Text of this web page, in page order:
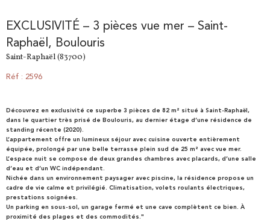
EXCLUSIVITÉ – 3 pièces vue mer – Saint-
Raphaël, Boulouris
Saint-Raphaël (83700)
Réf : 2596
Découvrez en exclusivité ce superbe 3 pièces de 82 m² situé à Saint-Raphaël,
dans le quartier très prisé de Boulouris, au dernier étage d’une résidence de
standing récente (2020).
L’appartement offre un lumineux séjour avec cuisine ouverte entièrement
équipée, prolongé par une belle terrasse plein sud de 25 m² avec vue mer.
L’espace nuit se compose de deux grandes chambres avec placards, d’une salle
d’eau et d’un WC indépendant.
Nichée dans un environnement paysager avec piscine, la résidence propose un
cadre de vie calme et privilégié. Climatisation, volets roulants électriques,
prestations soignées.
Un parking en sous-sol, un garage fermé et une cave complètent ce bien. À
proximité des plages et des commodités."